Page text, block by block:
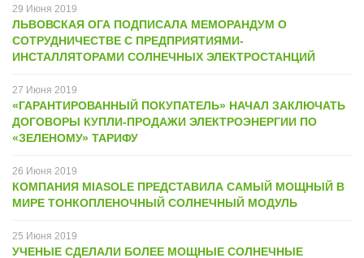
29 Июня 2019
ЛЬВОВСКАЯ ОГА ПОДПИСАЛА МЕМОРАНДУМ О
СОТРУДНИЧЕСТВЕ С ПРЕДПРИЯТИЯМИ-
ИНСТАЛЛЯТОРАМИ СОЛНЕЧНЫХ ЭЛЕКТРОСТАНЦИЙ
27 Июня 2019
«ГАРАНТИРОВАННЫЙ ПОКУПАТЕЛЬ» НАЧАЛ ЗАКЛЮЧАТЬ
ДОГОВОРЫ КУПЛИ-ПРОДАЖИ ЭЛЕКТРОЭНЕРГИИ ПО
«ЗЕЛЕНОМУ» ТАРИФУ
26 Июня 2019
КОМПАНИЯ MIASOLE ПРЕДСТАВИЛА САМЫЙ МОЩНЫЙ В
МИРЕ ТОНКОПЛЕНОЧНЫЙ СОЛНЕЧНЫЙ МОДУЛЬ
25 Июня 2019
УЧЕНЫЕ СДЕЛАЛИ БОЛЕЕ МОЩНЫЕ СОЛНЕЧНЫЕ